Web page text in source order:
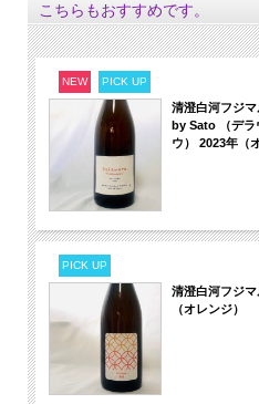
こちらもおすすめです。
NEW PICK UP
清澄白河フジ
by Sato （デラ
ウ） 2023年（
PICK UP
清澄白河フジ
（オレンジ）